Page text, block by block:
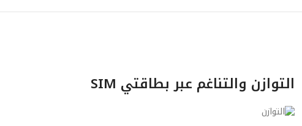
التوازن والتناغم عبر بطاقتي SIM